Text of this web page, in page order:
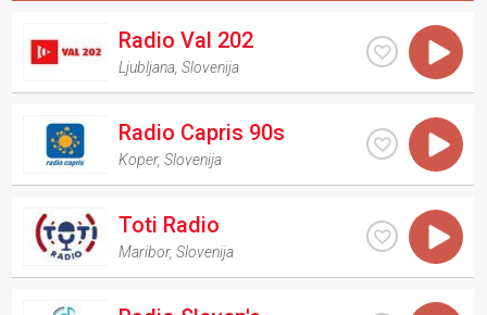
Radio Val 202
Ljubljana ,Slovenija
Radio Capris 90s
Koper,Slovenija
Toti Radio
Maribor,Slovenija